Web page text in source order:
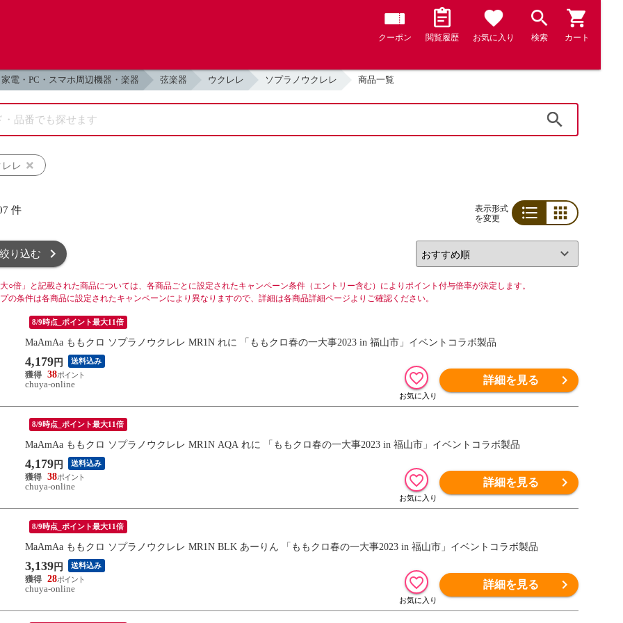
クーポン 閲覧履歴 お気に入り 検索 カート
家電・PC・スマホ周辺機器・楽器 弦楽器 ウクレレ ソプラノウクレレ 商品一覧
レ
件
表示形式
を変更
り込む
○倍」と記載された商品については、各商品ごとに設定されたキャンペーン条件（エントリー含む）によりポイント付与倍率が決定します。
の条件は各商品に設定されたキャンペーンにより異なりますので、詳細は各商品詳細ページよりご確認ください。
8/9時点_ポイント最大11倍
MaAmAa ももクロ ソプラノウクレレ MR1N れに 「ももクロ春の一大事2023 in 福山市」イベントコラボ製品
4,179 円 送料込み
38
chuya-online
詳細を見る
8/9時点_ポイント最大11倍
MaAmAa ももクロ ソプラノウクレレ MR1N AQA れに 「ももクロ春の一大事2023 in 福山市」イベントコラボ製品
4,179 円 送料込み
38
chuya-online
詳細を見る
8/9時点_ポイント最大11倍
MaAmAa ももクロ ソプラノウクレレ MR1N BLK あーりん 「ももクロ春の一大事2023 in 福山市」イベントコラボ製品
3,139 円 送料込み
28
chuya-online
詳細を見る